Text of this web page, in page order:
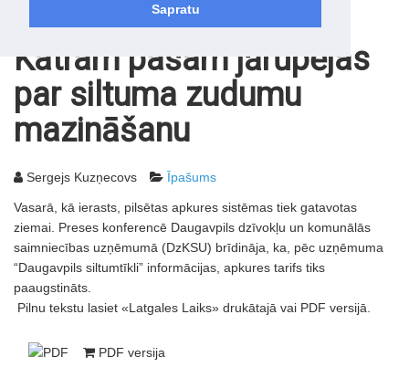
Sapratu
Katram pašam jārūpējas
par siltuma zudumu
mazināšanu
Sergejs Kuzņecovs Īpašums
Vasarā, kā ierasts, pilsētas apkures sistēmas tiek gatavotas
ziemai. Preses konferencē Daugavpils dzīvokļu un komunālās
saimniecības uzņēmumā (DzKSU) brīdināja, ka, pēc uzņēmuma
“Daugavpils siltumtīkli” informācijas, apkures tarifs tiks
paaugstināts.
Pilnu tekstu lasiet «Latgales Laiks» drukātajā vai PDF versijā.
PDF versija